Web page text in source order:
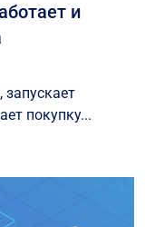
и
запускает
покупку...